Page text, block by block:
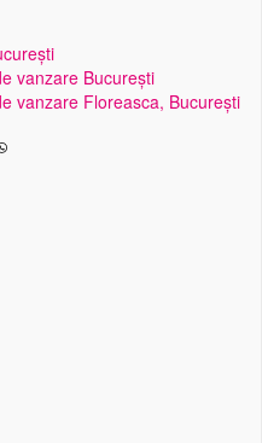
vanzare București
vanzare Floreasca, București